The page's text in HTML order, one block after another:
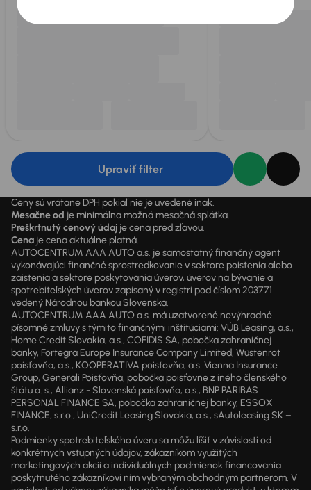
Upraviť filter
Ceny sú vrátane DPH pokiaľ nie je uvedené inak.
Mesačne od je minimálna možná mesačná splátka.
Preškrtnutý cenový údaj je cena pred zľavou.
Cena je cena aktuálne platná.
AUTOCENTRUM AAA AUTO a.s. je samostatný finančný agent
vykonávajúci finančné sprostredkovanie v sektore poistenia alebo
zaistenia a sektore poskytovania úverov, úverov na bývanie a
spotrebiteľských úverov zapísaný v registri pod číslom 203771
vedený Národnou bankou Slovenska.
AUTOCENTRUM AAA AUTO a.s. má uzatvorené nevýhradné
písomné zmluvy s týmito finančnými inštitúciami: VÚB Leasing, a.s.,
Home Credit Slovakia, a.s., COFIDIS SA, pobočka zahraničnej
banky, Fortegra Europe Insurance Company Limited, Wüstenrot
poisťovňa, a.s., KOOPERATIVA poisťovňa, a.s. Vienna Insurance
Group, Generali Poisťovňa, pobočka poisťovne z iného členského
štátu a. s., Allianz - Slovenská poisťovňa, a.s., BNP PARIBAS
PERSONAL FINANCE SA, pobočka zahraničnej banky, ESSOX
FINANCE, s.r.o., UniCredit Leasing Slovakia, a.s., sAutoleasing SK –
s.r.o.
Podmienky spotrebiteľského úveru sa môžu líšiť v závislosti od
konkrétnych vstupných údajov, zákazníkom využitých
marketingových akcií a individuálnych podmienok financovania
poskytnutého zákazníkovi ním vybraným obchodným partnerom. V